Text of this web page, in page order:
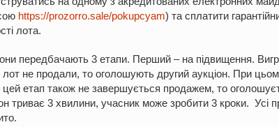
https://prozorro.sale/pokupcyam) та сплатити
лота.
передбачають 3 етапи. Перший – на підвищення.
не продали, то оголошують другий аукціон. При
етап також не завершується продажем, то
триває 3 хвилини, учасник може зробити 3 кроки. Усі